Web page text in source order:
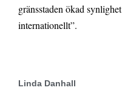
gränsstaden ökad
internationellt”.
Linda Danhall